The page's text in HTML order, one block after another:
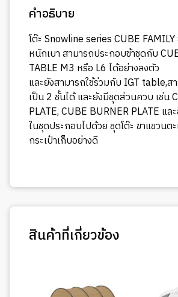
คำอธิบาย
โต๊ะ Snowline series CUBE
หนักเบา สามารถประกอบข้าชุดกับ
TABLE M3 หรือ L6 ได้อย่างลงตัว
และยังสามารถใช้ร่วมกับ IGT table,ส
เป็น 2 ชั้นได้ และยังมีชุดส่วนควบ เช่น
PLATE, CUBE BURNER PLATE แล
ในชุดประกอบไปด้วย ชุดโต๊ะ ขาแขวนต
กระเป๋าเก็บอย่างดี
สินค้าที่เกี่ยวข้อง